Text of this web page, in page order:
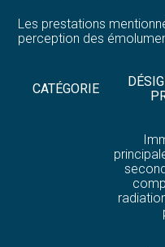
Être prêt pour la
électronique
Les prestations
perception des
CATÉGORIE